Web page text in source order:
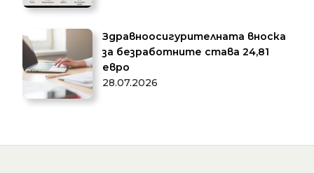
Здравноосигурителната вноска
за безработните става 24,81
евро
28.07.2026